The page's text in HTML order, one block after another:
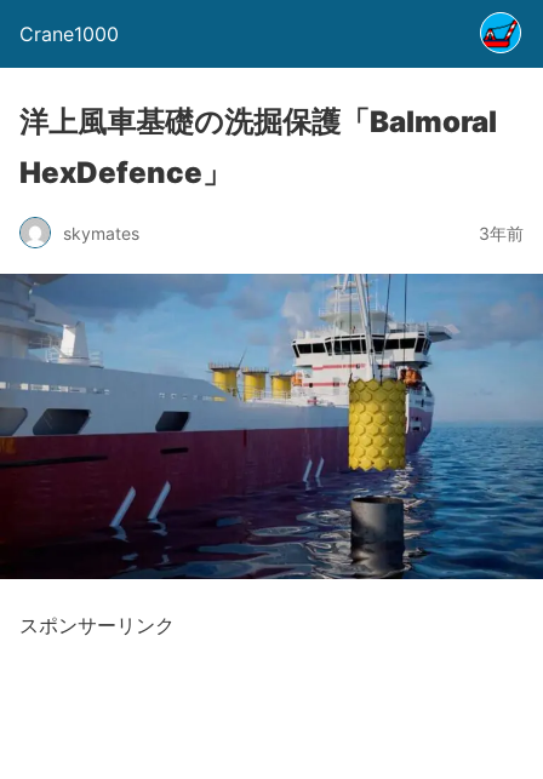
Crane1000
洋上風車基礎の洗掘保護「Balmoral
HexDefence」
skymates 3年前
スポンサーリンク